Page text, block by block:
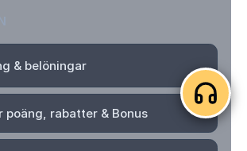
& belöningar
poäng, rabatter & Bonus